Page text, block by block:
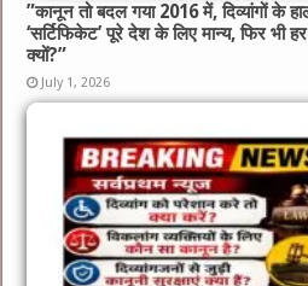
​”कानून तो बदल गया 2016 में, दिव्यांगों के
‘सर्टिफिकेट’ पूरे देश के लिए मान्य, फिर भी हर
क्यों?”
July 1, 2026